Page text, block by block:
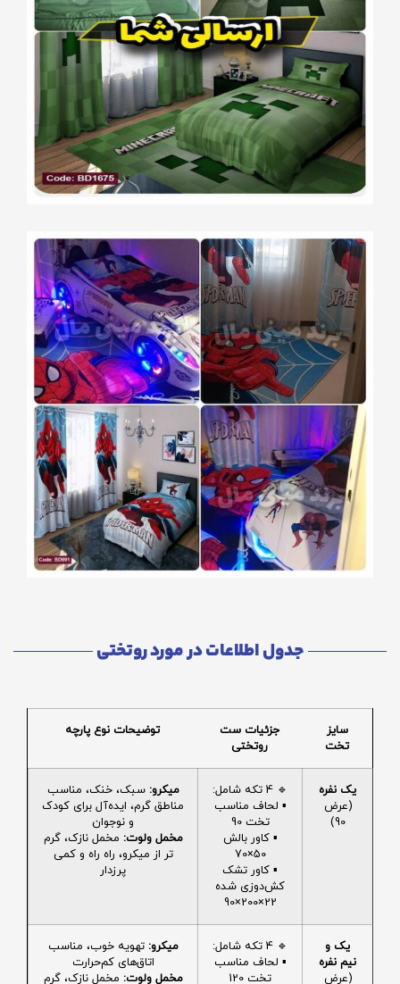
جدول اطلاعات در مورد روتختی
سایز
تخت
جزئیات ست
روتختی
توضیحات نوع پارچه
یک نفره
(عرض
90)
🔹 4 تکه شامل:
▪️ لحاف مناسب
تخت 90
▪️ کاور بالش
50×70
▪️ کاور تشک
کش‌دوزی شده
22×200×90
میکرو: سبک، خنک، مناسب
مناطق گرم، ایده‌آل برای کودک
و نوجوان
مخمل ولوت: مخمل نازک، گرم
تر از میکرو، راه راه و کمی
پرزدار
یک و
نیم نفره
(عرض
🔹 4 تکه شامل:
▪️ لحاف مناسب
تخت 120
میکرو: تهویه خوب، مناسب
اتاق‌های کم‌حرارت
مخمل ولوت: مخمل نازک، گرم